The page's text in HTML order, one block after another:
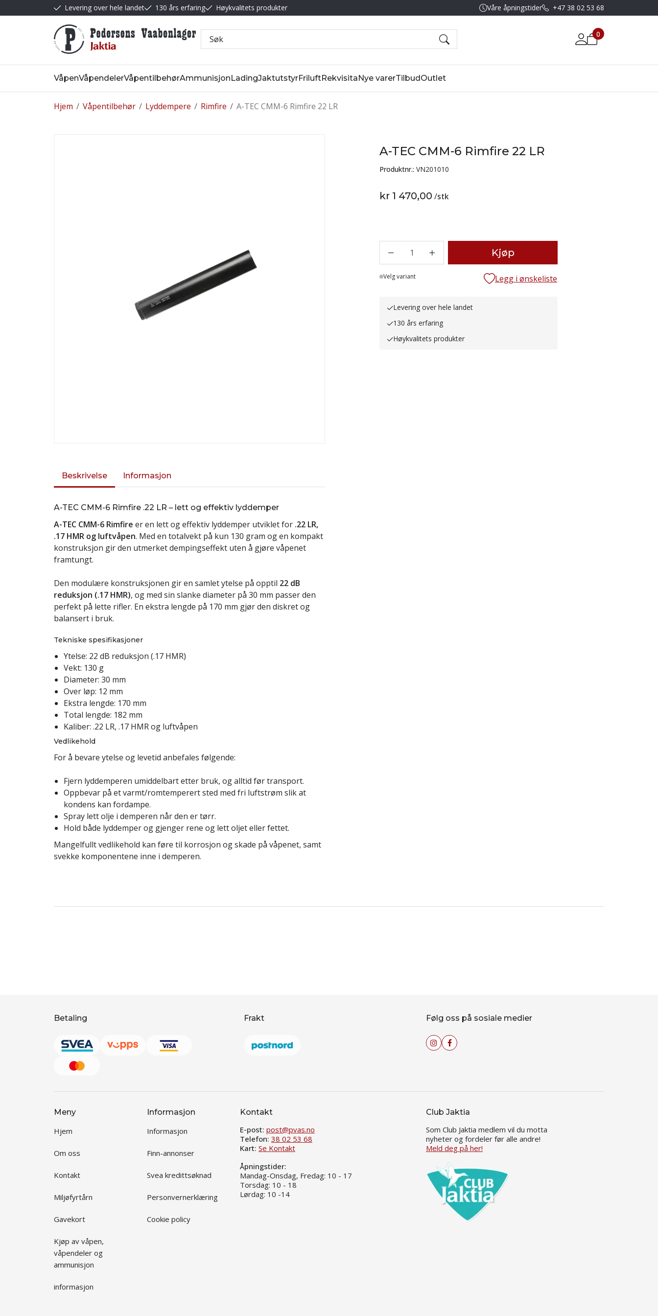
Levering over hele landet 130 års erfaring Høykvalitets produkter Våre åpningstider +47 38 02 53 68
0
VåpenVåpendelerVåpentilbehørAmmunisjonLadingJaktutstyrFriluftRekvisitaNye varerTilbudOutlet
/
Hjem /
Våpentilbehør /
Lyddempere /
Rimfire A-TEC CMM-6 Rimfire 22 LR
A-TEC CMM-6 Rimfire 22 LR
Produktnr.: VN201010
kr 1 470,00 /stk
1 Kjøp
Lager
Velg variant Legg i ønskeliste
Levering over hele landet
130 års erfaring
Høykvalitets produkter
Beskrivelse Informasjon
A-TEC CMM-6 Rimfire .22 LR – lett og effektiv lyddemper
A-TEC CMM-6 Rimfire er en lett og effektiv lyddemper utviklet for .22 LR,
.17 HMR og luftvåpen. Med en totalvekt på kun 130 gram og en kompakt
konstruksjon gir den utmerket dempingseffekt uten å gjøre våpenet
framtungt.
Den modulære konstruksjonen gir en samlet ytelse på opptil 22 dB
reduksjon (.17 HMR), og med sin slanke diameter på 30 mm passer den
perfekt på lette rifler. En ekstra lengde på 170 mm gjør den diskret og
balansert i bruk.
Tekniske spesifikasjoner
Ytelse: 22 dB reduksjon (.17 HMR)
Vekt: 130 g
Diameter: 30 mm
Over løp: 12 mm
Ekstra lengde: 170 mm
Total lengde: 182 mm
Kaliber: .22 LR, .17 HMR og luftvåpen
Vedlikehold
For å bevare ytelse og levetid anbefales følgende:
Fjern lyddemperen umiddelbart etter bruk, og alltid før transport.
Oppbevar på et varmt/romtemperert sted med fri luftstrøm slik at
kondens kan fordampe.
Spray lett olje i demperen når den er tørr.
Hold både lyddemper og gjenger rene og lett oljet eller fettet.
Mangelfullt vedlikehold kan føre til korrosjon og skade på våpenet, samt
svekke komponentene inne i demperen.
Betaling Frakt Følg oss på sosiale medier
Meny
Hjem
Om oss
Kontakt
Miljøfyrtårn
Gavekort
Kjøp av våpen,
våpendeler og
ammunisjon
informasjon
Informasjon
Informasjon
Finn-annonser
Svea kredittsøknad
Personvernerklæring
Cookie policy
Kontakt
E-post: post@pvas.no
Telefon: 38 02 53 68
Kart: Se Kontakt
Åpningstider:
Mandag-Onsdag, Fredag: 10 - 17
Torsdag: 10 - 18
Lørdag: 10 -14
Club Jaktia
Som Club Jaktia medlem vil du motta
nyheter og fordeler før alle andre!
Meld deg på her!